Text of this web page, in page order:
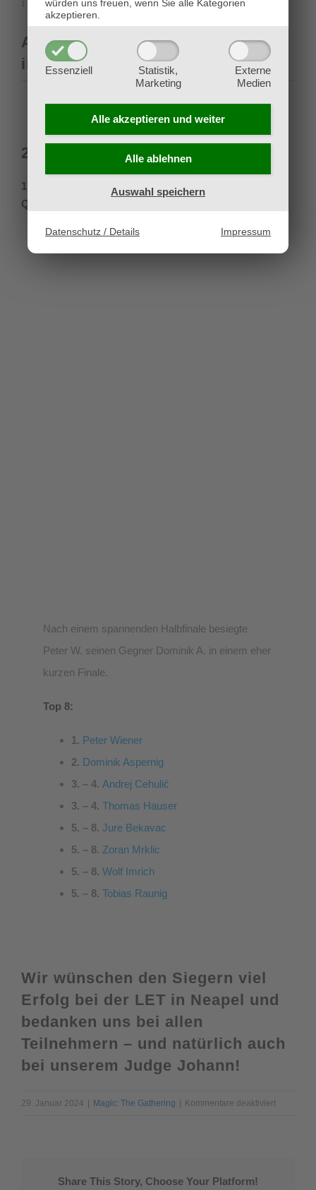
würden uns freuen, wenn Sie alle Kategorien
akzeptieren.
Essenziell
Statistik,
Marketing
Externe
Medien
Alle akzeptieren und weiter
Alle ablehnen
Auswahl speichern
Datenschutz / Details Impressum
1 Tocasia’s Welcome
Alle Decklisten der Top 8 findet
ihr unter
mtgtop8.com
24. Februar 2024
17 Spieler nahmen die Herausforderung um eine
Qualifikation zur LEC an.
Nach einem spannenden Halbfinale besiegte
Peter W. seinen Gegner Dominik A. in einem eher
kurzen Finale.
Top 8:
1. Peter Wiener
2. Dominik Aspernig
3. – 4.Andrej Cehulić
3. – 4.Thomas Hauser
5. – 8.Jure Bekavac
5. – 8. Zoran Mrklic
5. – 8.Wolf Imrich
5. – 8.Tobias Raunig
Wir wünschen den Siegern viel
Erfolg bei der LET in Neapel und
bedanken uns bei allen
Teilnehmern – und natürlich auch
bei unserem Judge Johann!
29. Januar 2024 | Magic: The Gathering | Kommentare deaktiviertfür
Share This Story, Choose Your Platform!